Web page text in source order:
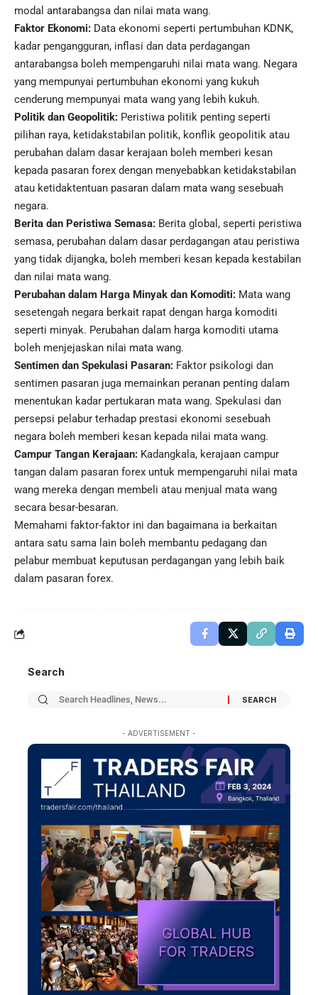
modal antarabangsa dan nilai mata wang.
Faktor Ekonomi: Data ekonomi seperti pertumbuhan KDNK,
kadar pengangguran, inflasi dan data perdagangan
antarabangsa boleh mempengaruhi nilai mata wang. Negara
yang mempunyai pertumbuhan ekonomi yang kukuh
cenderung mempunyai mata wang yang lebih kukuh.
Politik dan Geopolitik: Peristiwa politik penting seperti
pilihan raya, ketidakstabilan politik, konflik geopolitik atau
perubahan dalam dasar kerajaan boleh memberi kesan
kepada pasaran forex dengan menyebabkan ketidakstabilan
atau ketidaktentuan pasaran dalam mata wang sesebuah
negara.
Berita dan Peristiwa Semasa: Berita global, seperti peristiwa
semasa, perubahan dalam dasar perdagangan atau peristiwa
yang tidak dijangka, boleh memberi kesan kepada kestabilan
dan nilai mata wang.
Perubahan dalam Harga Minyak dan Komoditi: Mata wang
sesetengah negara berkait rapat dengan harga komoditi
seperti minyak. Perubahan dalam harga komoditi utama
boleh menjejaskan nilai mata wang.
Sentimen dan Spekulasi Pasaran: Faktor psikologi dan
sentimen pasaran juga memainkan peranan penting dalam
menentukan kadar pertukaran mata wang. Spekulasi dan
persepsi pelabur terhadap prestasi ekonomi sesebuah
negara boleh memberi kesan kepada nilai mata wang.
Campur Tangan Kerajaan: Kadangkala, kerajaan campur
tangan dalam pasaran forex untuk mempengaruhi nilai mata
wang mereka dengan membeli atau menjual mata wang
secara besar-besaran.
Memahami faktor-faktor ini dan bagaimana ia berkaitan
antara satu sama lain boleh membantu pedagang dan
pelabur membuat keputusan perdagangan yang lebih baik
dalam pasaran forex.
Search
- ADVERTISEMENT -